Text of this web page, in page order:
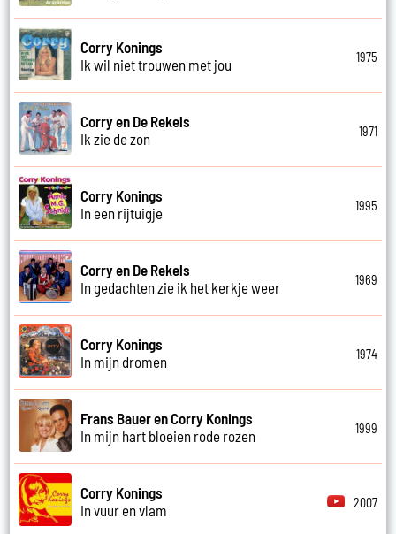
Corry Konings
Ik wil niet trouwen met jou
1975
Corry en De Rekels
Ik zie de zon
1971
Corry Konings
In een rijtuigje
1995
Corry en De Rekels
In gedachten zie ik het kerkje weer
1969
Corry Konings
In mijn dromen
1974
Frans Bauer en Corry Konings
In mijn hart bloeien rode rozen
1999
Corry Konings
In vuur en vlam
2007